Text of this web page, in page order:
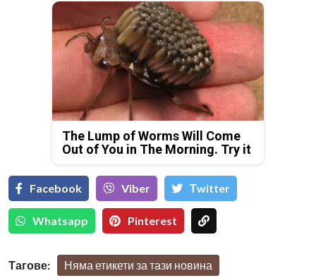
The Lump of Worms Will Come
Out of You in The Morning. Try it
Facebook Viber Тwitter
Whatsapp Pinterest
Тагове: Няма етикети за тази новина